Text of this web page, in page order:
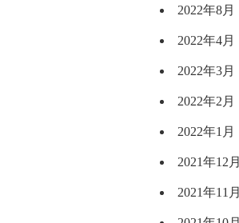
2022年8月
2022年4月
2022年3月
2022年2月
2022年1月
2021年12月
2021年11月